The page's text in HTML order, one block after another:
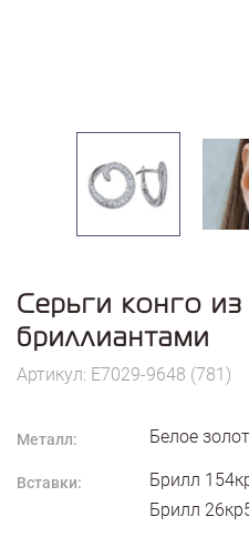
Серьги конго
бриллиантами
Артикул: E7029-9648 (781)
Металл: Белое
Вставки:
Брилл
Брилл